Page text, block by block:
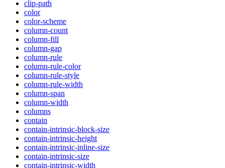
clip-path
color
color-scheme
column-count
column-fill
column-gap
column-rule
column-rule-color
column-rule-style
column-rule-width
column-span
column-width
columns
contain
contain-intrinsic-block-size
contain-intrinsic-height
contain-intrinsic-inline-size
contain-intrinsic-size
contain-intrinsic-width